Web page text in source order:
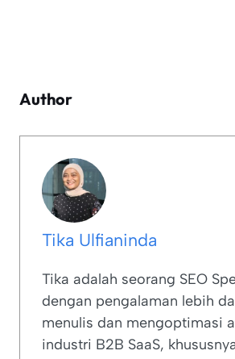
Author
Tika Ulfianinda
Tika adalah seorang SEO
dengan pengalaman lebih
menulis dan mengoptimasi
industri B2B SaaS,